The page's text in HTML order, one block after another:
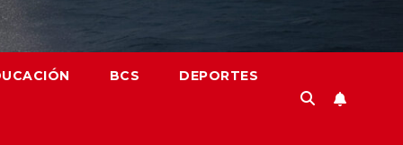
BCS DEPORTES